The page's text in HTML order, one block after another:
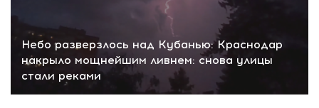
Небо разверзлось над Кубанью: Краснодар
накрыло мощнейшим ливнем: снова улицы
стали реками